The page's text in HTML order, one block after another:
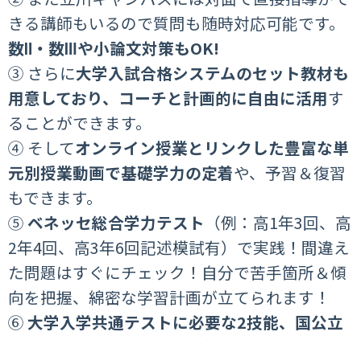
きる講師もいるので質問も随時対応可能です。
数Ⅱ・数Ⅲや小論文対策もOK!
③ さらに大学入試合格システムのセット教材も
用意しており、コーチと計画的に自由に活用す
ることができます。
④ そしてオンライン授業とリンクした豊富な単
元別授業動画で基礎学力の定着や、予習＆復習
もできます。
⑤ ベネッセ総合学力テスト （例：高1年3回、高
2年4回、高3年6回記述模試有）で実践！間違え
た問題はすぐにチェック！自分で苦手箇所＆傾
向を把握、綿密な学習計画が立てられます！
⑥ 大学入学共通テストに必要な2技能、国公立